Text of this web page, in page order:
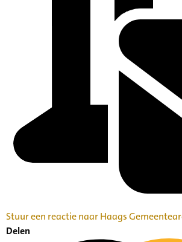
Stuur een reactie naar Haags
Delen